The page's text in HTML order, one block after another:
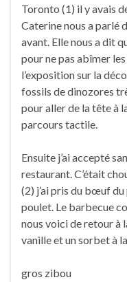
Toronto (1) il y avais
Caterine nous a parlé
avant. Elle nous a dit
pour ne pas abîmer
l’exposition sur la
fossils de dinozores
pour aller de la tête à
parcours tactile.
Ensuite j’ai accepté
restaurant. C’était
(2) j’ai pris du bœuf
poulet. Le barbecue
nous voici de retour à
vanille et un sorbet à
gros zibou